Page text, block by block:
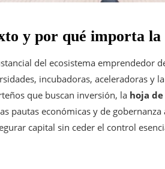
y por qué importa
del ecosistema emprendedor
incubadoras, aceleradoras y
que buscan inversión, la hoja
pautas económicas y de
capital sin ceder el control